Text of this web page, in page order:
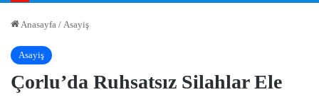
Anasayfa / Asayiş
Asayiş
Çorlu’da Ruhsatsız Silahlar Ele